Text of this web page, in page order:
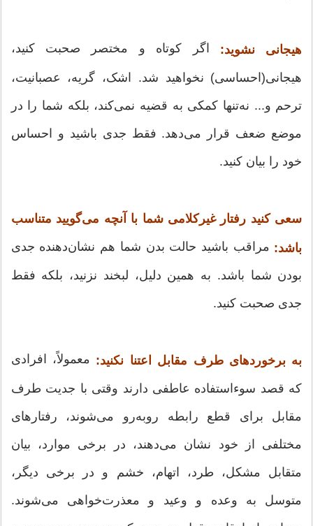
هیجانی نشوید: اگر کوتاه و مختصر صحبت کنید،
هیجانی(احساسی) نخواهید شد. اشک، گریه، عصبانیت،
ترحم و... نه‌تنها کمکی به قضیه نمی‌کند، بلکه شما را در
موضع ضعف قرار می‌دهد. فقط جدی باشید و احساس
خود را بیان کنید.
سعی کنید رفتار غیرکلامی شما با آنچه می‌گویید متناسب
باشد: مراقب باشید حالت بدن شما هم نشان‌دهنده جدی
بودن شما باشد. به همین دلیل، لبخند نزنید، بلکه فقط
جدی صحبت کنید.
به برخوردهای طرف‌ مقابل اعتنا نکنید: معمولاً، افرادی
که قصد سوءاستفاده عاطفی دارند وقتی با جدیت طرف
مقابل برای قطع‌ رابطه روبه‌رو می‌شوند، رفتارهای
مختلفی از خود نشان می‌دهند، در برخی موارد، بیان
متقابل مشکل، طرد، اتهام، خشم و در برخی دیگر،
متوسل به وعده‌ و وعید و معذرت‌خواهی می‌شوند.